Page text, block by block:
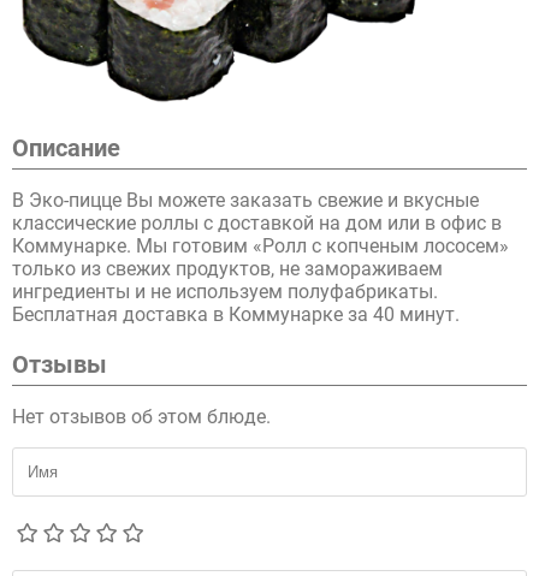
Описание
В Эко-пицце Вы можете заказать свежие и вкусные
классические роллы с доставкой на дом или в офис в
Коммунарке. Мы готовим «Ролл с копченым лососем»
только из свежих продуктов, не замораживаем
ингредиенты и не используем полуфабрикаты.
Бесплатная доставка в Коммунарке за 40 минут.
Отзывы
Нет отзывов об этом блюде.